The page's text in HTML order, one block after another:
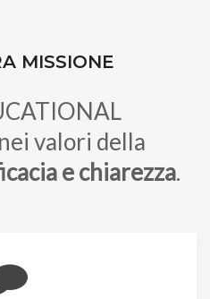
MISSIONE
valori della
e chiarezza.